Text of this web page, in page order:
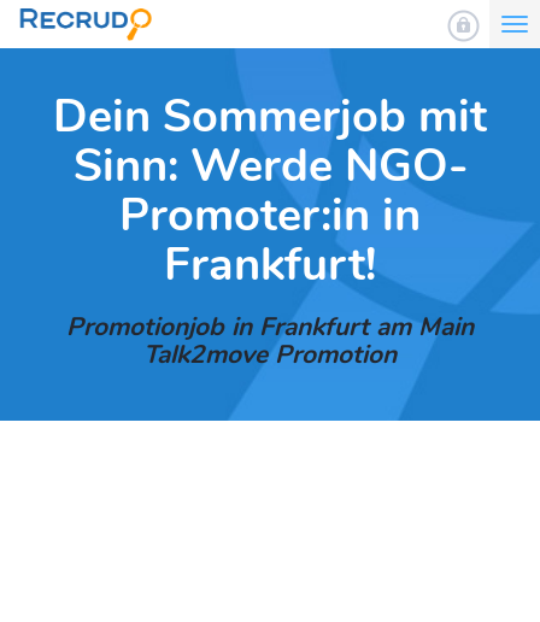
Dein Sommerjob mit
Sinn: Werde NGO-
Promoter:in in
Frankfurt!
Promotionjob in Frankfurt am Main
Talk2move Promotion